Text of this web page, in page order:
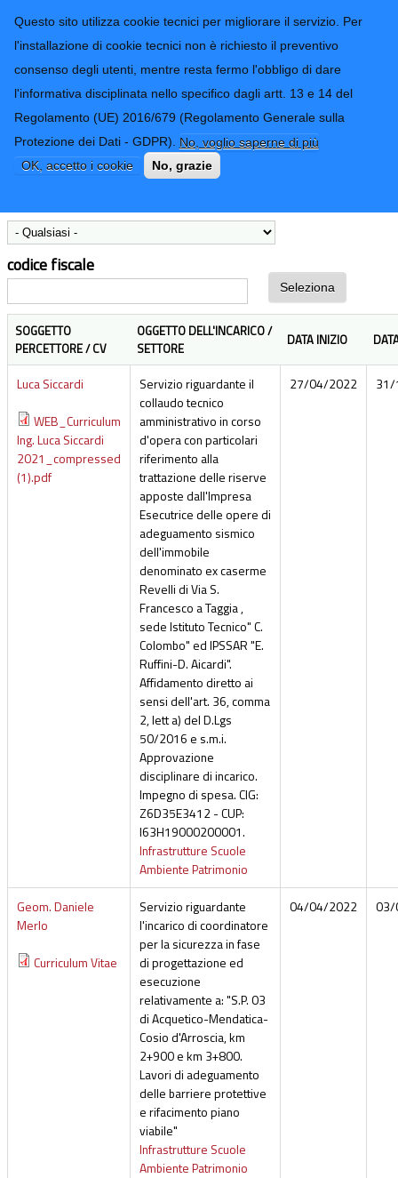
Questo sito utilizza cookie tecnici per migliorare il servizio. Per
l'installazione di cookie tecnici non è richiesto il preventivo
consenso degli utenti, mentre resta fermo l'obbligo di dare
l'informativa disciplinata nello specifico dagli artt. 13 e 14 del
Regolamento (UE) 2016/679 (Regolamento Generale sulla
Protezione dei Dati - GDPR). No, voglio saperne di più
OK, accetto i cookie
No, grazie
Provincia di
Imperia
CONTATTI-URP
TRASPARENZA
Form di ricerca
Incarichi professionali conferiti
Settore
codice fiscale
SOGGETTO
PERCETTORE / CV
OGGETTO DELL'INCARICO /
SETTORE
DATA INIZIO
Luca Siccardi
WEB_Curriculum
Ing. Luca Siccardi
2021_compressed
(1).pdf
Servizio riguardante il
collaudo tecnico
amministrativo in corso
d'opera con particolari
riferimento alla
trattazione delle riserve
apposte dall'Impresa
Esecutrice delle opere di
adeguamento sismico
dell'immobile
denominato ex caserme
Revelli di Via S.
Francesco a Taggia ,
sede Istituto Tecnico" C.
Colombo" ed IPSSAR "E.
Ruffini-D. Aicardi".
Affidamento diretto ai
sensi dell'art. 36, comma
2, lett a) del D.Lgs
50/2016 e s.m.i.
Approvazione
disciplinare di incarico.
Impegno di spesa. CIG:
Z6D35E3412 - CUP:
I63H19000200001.
Infrastrutture Scuole
Ambiente Patrimonio
27/04/2022
Geom. Daniele
Merlo
Curriculum Vitae
Servizio riguardante
l'incarico di coordinatore
per la sicurezza in fase
di progettazione ed
esecuzione
relativamente a: "S.P. 03
di Acquetico-Mendatica-
Cosio d'Arroscia, km
2+900 e km 3+800.
Lavori di adeguamento
delle barriere protettive
e rifacimento piano
viabile"
Infrastrutture Scuole
Ambiente Patrimonio
04/04/2022 03/